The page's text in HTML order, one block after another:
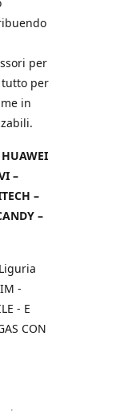
per
per
in
–
–
–
-
- E
CON